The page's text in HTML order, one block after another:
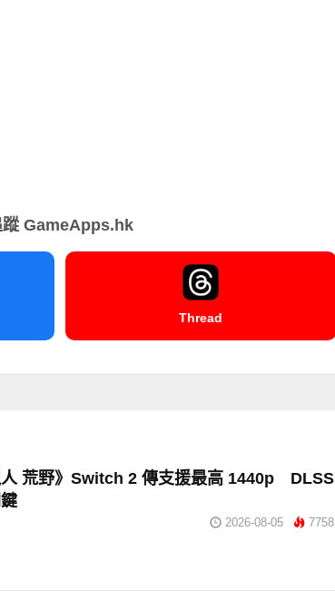
蹤 GameApps.hk
Thread
荒野》Switch 2 傳支援最高 1440p DLSS
2026-08-05 7758